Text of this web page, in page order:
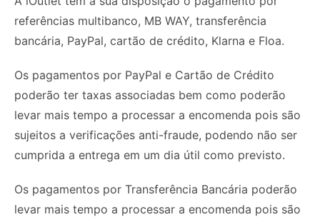
referências multibanco, MB WAY, transferência
bancária, PayPal, cartão de crédito, Klarna e Floa.
Os pagamentos por PayPal e Cartão de Crédito
poderão ter taxas associadas bem como poderão
levar mais tempo a processar a encomenda pois são
sujeitos a verificações anti-fraude, podendo não ser
cumprida a entrega em um dia útil como previsto.
Os pagamentos por Transferência Bancária poderão
levar mais tempo a processar a encomenda pois são